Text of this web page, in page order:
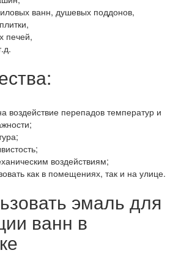
ванн, душевых поддонов,
печей,
воздействие перепадов температур и
воздействиям;
как в помещениях, так и на улице.
эмаль для
ванн в